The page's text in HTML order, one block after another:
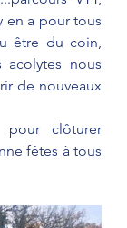
en a pour tous
être du coin,
acolytes nous
de nouveaux
pour clôturer
fêtes à tous